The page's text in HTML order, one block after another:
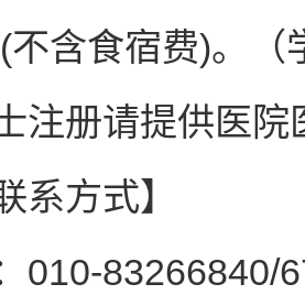
不含食宿费)。
注册请提供医
系方式】
010-83266840/